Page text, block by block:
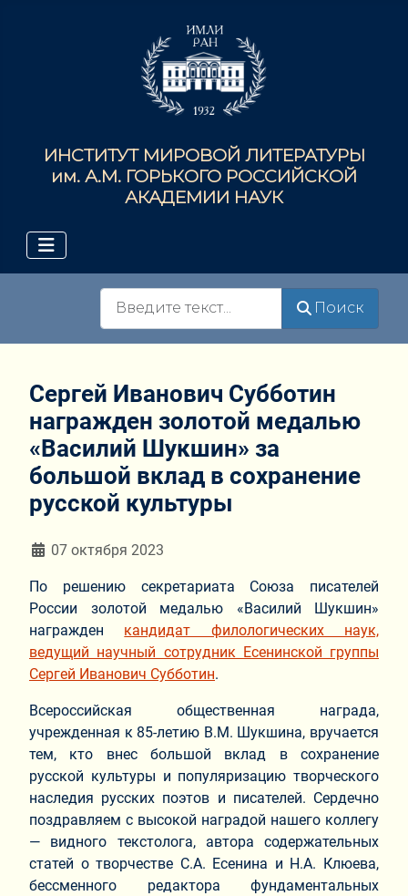
ИНСТИТУТ МИРОВОЙ ЛИТЕРАТУРЫ
им. А.М. ГОРЬКОГО РОССИЙСКОЙ
АКАДЕМИИ НАУК
Поиск
Сергей Иванович Субботин
награжден золотой медалью
«Василий Шукшин» за
большой вклад в сохранение
русской культуры
Информация о материале
07 октября 2023
По решению секретариата Союза писателей
России золотой медалью «Василий Шукшин»
награжден кандидат филологических наук,
ведущий научный сотрудник Есенинской группы
Сергей Иванович Субботин.
Всероссийская общественная награда,
учрежденная к 85-летию В.М. Шукшина, вручается
тем, кто внес большой вклад в сохранение
русской культуры и популяризацию творческого
наследия русских поэтов и писателей. Сердечно
поздравляем с высокой наградой нашего коллегу
— видного текстолога, автора содержательных
статей о творчестве С.А. Есенина и Н.А. Клюева,
бессменного редактора фундаментальных